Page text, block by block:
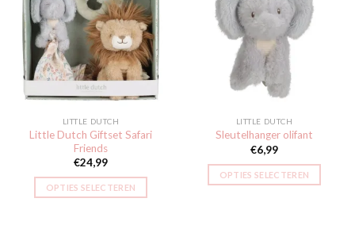
Toevoegen
aan
verlanglijst
LITTLE DUTCH
Little Dutch Giftset Safari
Friends
€24,99
OPTIES SELECTEREN
Toevoegen
aan
verlanglijst
LITTLE DUTCH
Sleutelhanger olifant
€6,99
OPTIES SELECTEREN